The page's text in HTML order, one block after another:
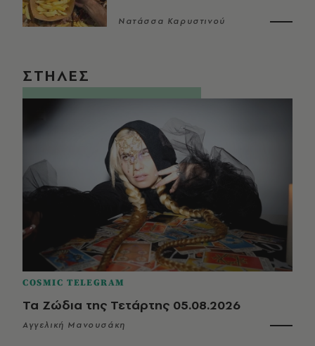
Νατάσσα Καρυστινού
ΣΤΗΛΕΣ
COSMIC TELEGRAM
Τα Ζώδια της Τετάρτης 05.08.2026
Αγγελική Μανουσάκη